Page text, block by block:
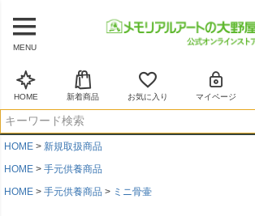
MENU
HOME 新着商品 お気に入り マイページ
HOME
新規取扱商品
HOME
手元供養商品
HOME
手元供養商品 ミニ骨壷